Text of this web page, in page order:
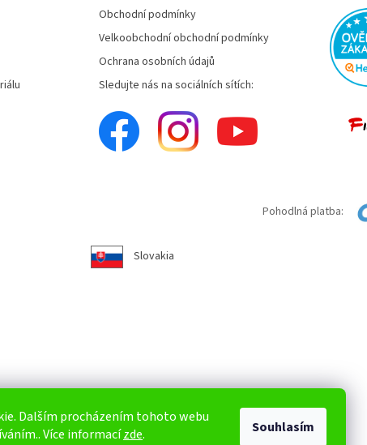
Dalším procházením tohoto webu
Více informacízde. Souhlasím
Obchodní podmínky
Velkoobchodní obchodní podmínky
Ochrana osobních údajů
Sledujte nás na sociálních sítích:
Pohodlná platba:
Slovakia